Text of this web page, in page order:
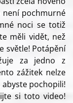
není pochmurné
noci se totiž
měli vidět, než
světle! Potápění
za jedno z
zážitek nelze
pochopili!
si toto video!